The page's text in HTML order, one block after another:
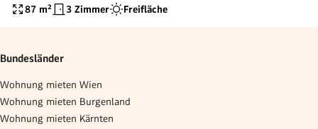
87 m² 3 Zimmer Freifläche
Bundesländer
Wohnung mieten Wien
Wohnung mieten Burgenland
Wohnung mieten Kärnten